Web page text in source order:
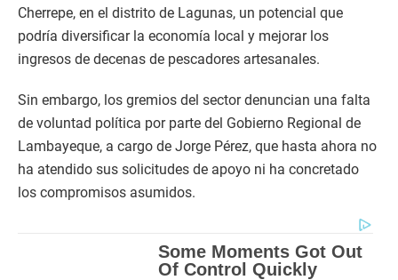
Cherrepe, en el distrito de Lagunas, un potencial que
podría diversificar la economía local y mejorar los
ingresos de decenas de pescadores artesanales.
Sin embargo, los gremios del sector denuncian una falta
de voluntad política por parte del Gobierno Regional de
Lambayeque, a cargo de Jorge Pérez, que hasta ahora no
ha atendido sus solicitudes de apoyo ni ha concretado
los compromisos asumidos.